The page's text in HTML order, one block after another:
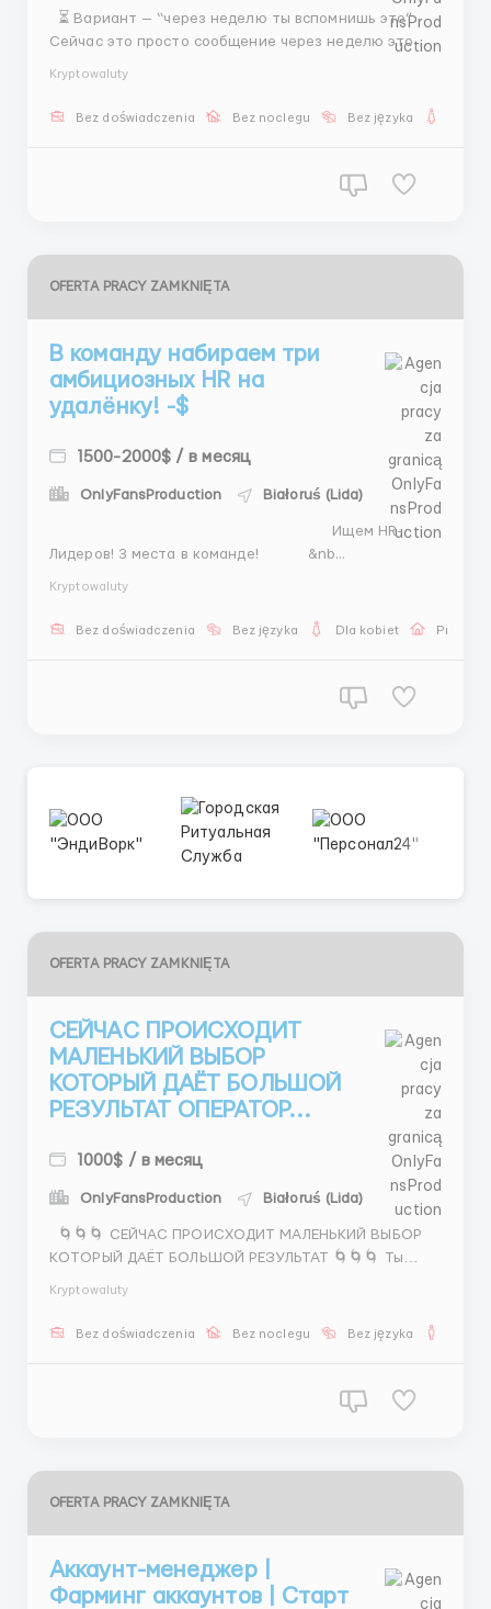
Сейчас это просто сообщение через неделю это
фото 💵 400–800$ 1500$+ бонусы 🕒 5/2...
Kryptowaluty
Bez doświadczenia Bez noclegu Bez języka
OFERTA PRACY ZAMKNIĘTA
В команду набираем три
амбициозных HR на
удалёнку! -$
1500-2000$ / в месяц
OnlyFansProduction Białoruś (Lida)
Ищем HR-
Лидеров! 3 места в команде! &nb...
Kryptowaluty
Bez doświadczenia Bez języka Dla kobiet Praca
OFERTA PRACY ZAMKNIĘTA
СЕЙЧАС ПРОИСХОДИТ
МАЛЕНЬКИЙ ВЫБОР
КОТОРЫЙ ДАЁТ БОЛЬШОЙ
РЕЗУЛЬТАТ ОПЕРАТОР...
1000$ / в месяц
OnlyFansProduction Białoruś (Lida)
КОТОРЫЙ ДАЁТ БОЛЬШОЙ РЕЗУЛЬТАТ 🌀🌀🌀 Ты
текущий уровень — не предел 💼 ЧАТ ОПЕРАТОР 💰
Kryptowaluty
Bez doświadczenia Bez noclegu Bez języka
OFERTA PRACY ZAMKNIĘTA
Аккаунт-менеджер |
Фарминг аккаунтов | Старт